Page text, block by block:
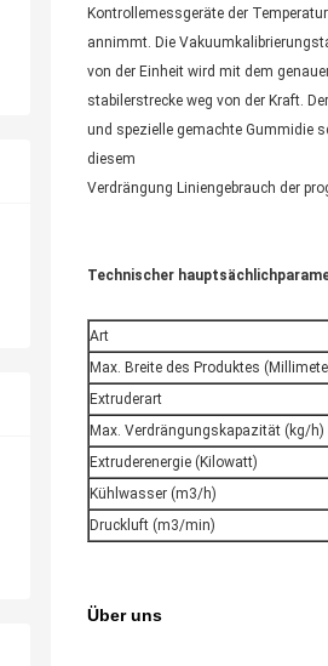
Kontrollemessgeräte der
annimmt. Die
von der Einheit wird mit dem
stabilerstrecke weg von der Kraft.
und spezielle gemachte Gummidie
diesem
Verdrängung Liniengebrauch der
Technischer
Art
Max. Breite des Produktes
Extruderart
Max. Verdrängungskapazität (kg/h)
Extruderenergie (Kilowatt)
Kühlwasser (m3/h)
Druckluft (m3/min)
Über uns